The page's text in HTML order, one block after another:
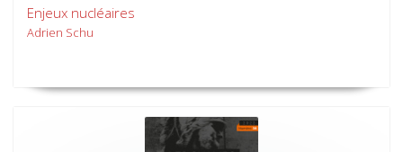
Enjeux nucléaires
Adrien Schu